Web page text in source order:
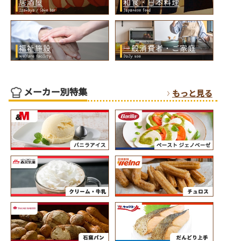
メーカー別特集 もっと見る